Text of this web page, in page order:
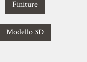
Finiture
Modello 3D